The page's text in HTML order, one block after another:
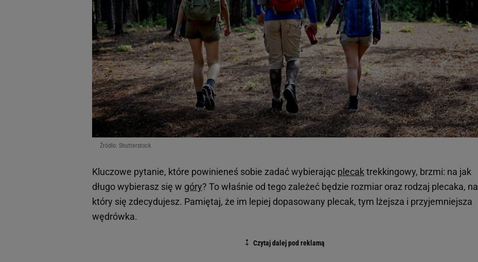
Źródło: Shutterstock
Kluczowe pytanie, które powinieneś sobie zadać wybierając plecaktrekkingowy, brzmi: na jak
długo wybierasz się w góry? To właśnie od tego zależeć będzie rozmiar oraz rodzaj plecaka, na
który się zdecydujesz. Pamiętaj, że im lepiej dopasowany plecak, tym lżejsza i przyjemniejsza
wędrówka.